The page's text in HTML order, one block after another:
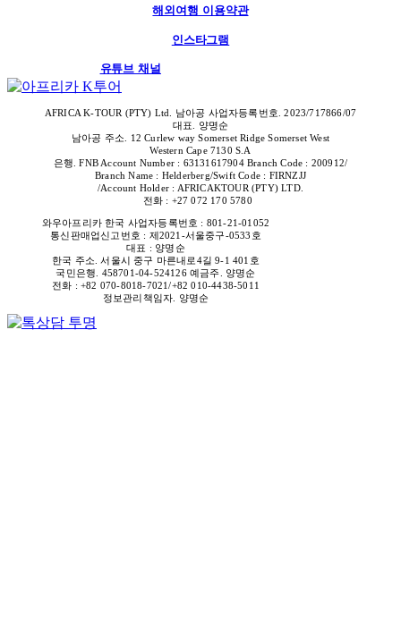
해외여행 이용약관
인스타그램
유튜브 채널
AFRICA K-TOUR (PTY) Ltd. 남아공 사업자등록번호. 2023/717866/07
대표. 양명순
남아공 주소. 12 Curlew way Somerset Ridge Somerset West
Western Cape 7130 S.A
은행. FNB Account Number : 63131617904 Branch Code : 200912/
Branch Name : Helderberg/Swift Code : FIRNZJJ
/Account Holder : AFRICAKTOUR (PTY) LTD.
전화 : +27 072 170 5780
와우아프리카 한국 사업자등록번호 : 801-21-01052
통신판매업신고번호 : 제2021-서울중구-0533 호
대표 : 양명순
한국 주소. 서울시 중구 마른내로4길 9-1 401호
국민은행. 458701-04-524126 예금주. 양명순
전화 : +82 070-8018-7021/+82 010-4438-5011
정보관리책임자. 양명순